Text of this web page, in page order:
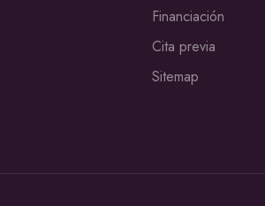
Financiación
Cita previa
Sitemap